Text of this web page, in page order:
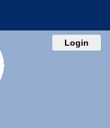
Login